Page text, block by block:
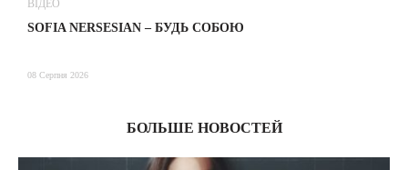
ВІДЕО
SOFIA NERSESIAN – БУДЬ СОБОЮ
08 Серпня 2026
БОЛЬШЕ НОВОСТЕЙ